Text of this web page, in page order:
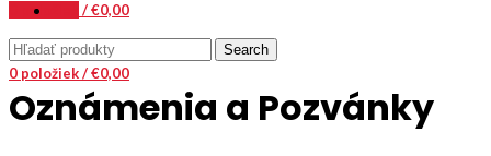
položiek /€0,00
Search
0 položiek/€0,00
Click to enlarge
Oznámenia a Pozvánky